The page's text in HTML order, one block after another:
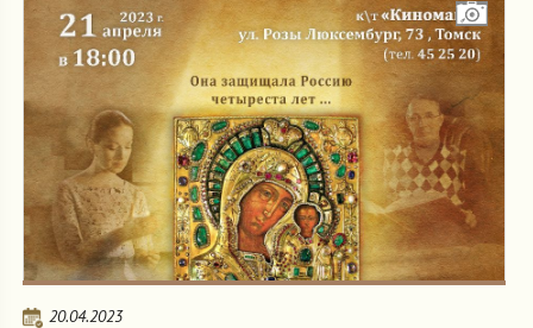
20.04.2023